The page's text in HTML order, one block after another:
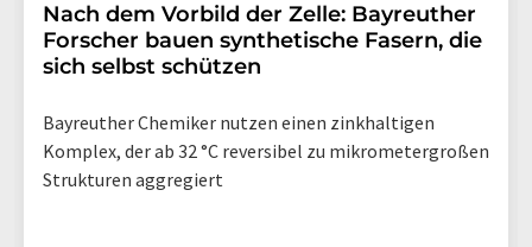
Nach dem Vorbild der Zelle: Bayreuther
Forscher bauen synthetische Fasern, die
sich selbst schützen
Bayreuther Chemiker nutzen einen zinkhaltigen
Komplex, der ab 32 °C reversibel zu mikrometergroßen
Strukturen aggregiert